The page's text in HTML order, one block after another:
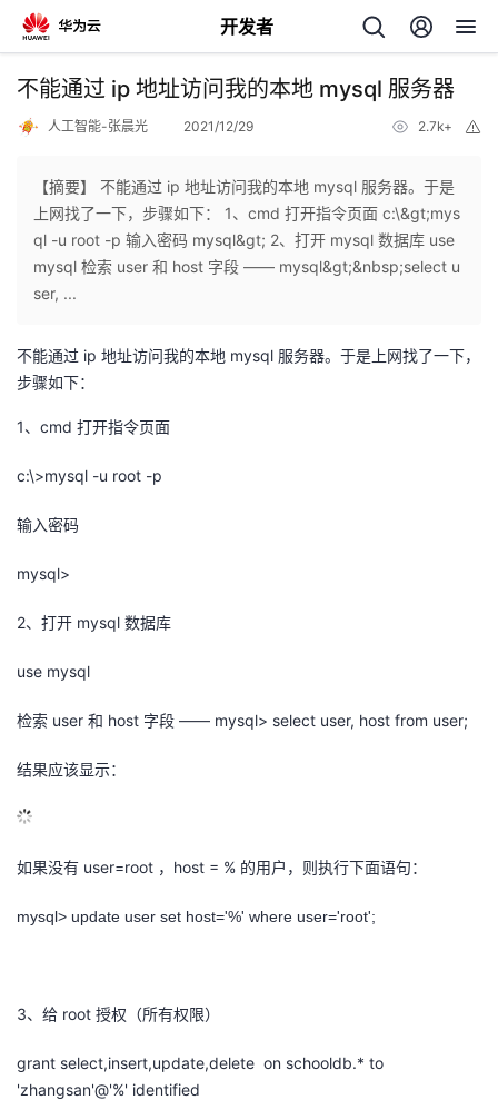
开发者
返
个
主
页
的
开
发
者
子
直
播
的
活
我
的
注
我
的
开
发
课
程
的
认
我
的
验
我
收
藏
我
的
Programs
我
的
支
术
支
云
声
议
不能通过 ip 地址访问我的本地 mysql 服务器
人工智能-张晨光 2021/12/29 2.7k+
【摘要】 不能通过 ip 地址访问我的本地 mysql 服务器。于是
上网找了一下，步骤如下： 1、cmd 打开指令页面 c:\&gt;mys
ql -u root -p 输入密码 mysql&gt; 2、打开 mysql 数据库 use
mysql 检索 user 和 host 字段 —— mysql&gt;&nbsp;select u
ser, ...
不能通过 ip 地址访问我的本地 mysql 服务器。于是上网找了一下，
步骤如下：
1、cmd 打开指令页面
c:\>mysql -u root -p
输入密码
mysql>
2、打开 mysql 数据库
use mysql
检索 user 和 host 字段 —— mysql> select user, host from user;
结果应该显示：
如果没有 user=root ，host = % 的用户，则执行下面语句：
mysql> update user set host='%' where user='root';
3、给 root 授权（所有权限）
grant select,insert,update,delete on schooldb.* to
'zhangsan'@'%' identified